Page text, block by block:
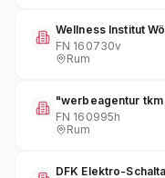
Wellness Institut
FN 160730v
Rum
"werbeagentur tkm
FN 160995h
Rum
DFK Elektro-